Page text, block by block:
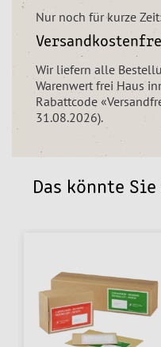
Nur noch für kurze
Wir liefern alle
Warenwert frei Haus
Rabattcode
31.08.2026).
Das könnte